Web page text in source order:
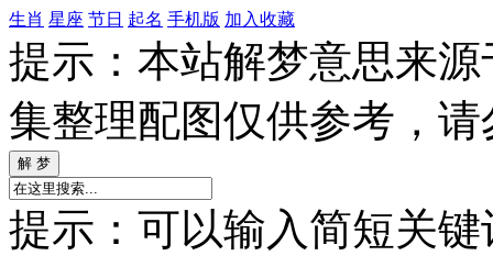
生肖 星座 节日 起名 手机版 加入收藏
提示：本站解梦意思来
集整理配图仅供参考，
提示：可以输入简短关键